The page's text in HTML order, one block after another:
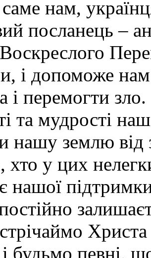
нам,
посланець –
і допоможе нам
і перемогти
та мудрості
нашу землю
хто у цих
нашої
і будьмо певні,